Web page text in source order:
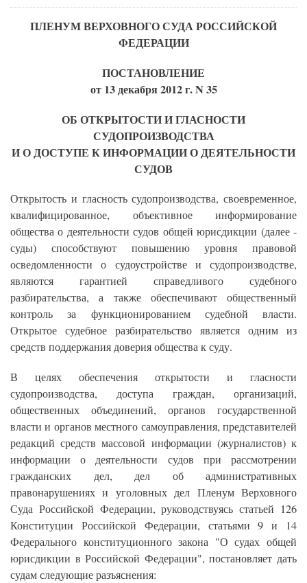
ПЛЕНУМ ВЕРХОВНОГО СУДА РОССИЙСКОЙ
ФЕДЕРАЦИИ
ПОСТАНОВЛЕНИЕ
от 13 декабря 2012 г. N 35
ОБ ОТКРЫТОСТИ И ГЛАСНОСТИ
СУДОПРОИЗВОДСТВА
И О ДОСТУПЕ К ИНФОРМАЦИИ О ДЕЯТЕЛЬНОСТИ
СУДОВ
Открытость и гласность судопроизводства, своевременное,
квалифицированное, объективное информирование
общества о деятельности судов общей юрисдикции (далее -
суды) способствуют повышению уровня правовой
осведомленности о судоустройстве и судопроизводстве,
являются гарантией справедливого судебного
разбирательства, а также обеспечивают общественный
контроль за функционированием судебной власти.
Открытое судебное разбирательство является одним из
средств поддержания доверия общества к суду.
В целях обеспечения открытости и гласности
судопроизводства, доступа граждан, организаций,
общественных объединений, органов государственной
власти и органов местного самоуправления, представителей
редакций средств массовой информации (журналистов) к
информации о деятельности судов при рассмотрении
гражданских дел, дел об административных
правонарушениях и уголовных дел Пленум Верховного
Суда Российской Федерации, руководствуясь статьей 126
Конституции Российской Федерации, статьями 9 и 14
Федерального конституционного закона "О судах общей
юрисдикции в Российской Федерации", постановляет дать
судам следующие разъяснения: